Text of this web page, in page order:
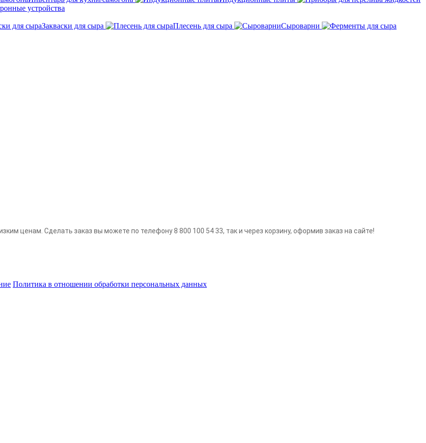
устройства
Закваски для сыра Плесень для сыра
Сыроварни
ценам. Сделать заказ вы можете по телефону 8 800 100 54 33, так и через корзину, оформив заказ на сайте!
Политика в отношении обработки персональных данных